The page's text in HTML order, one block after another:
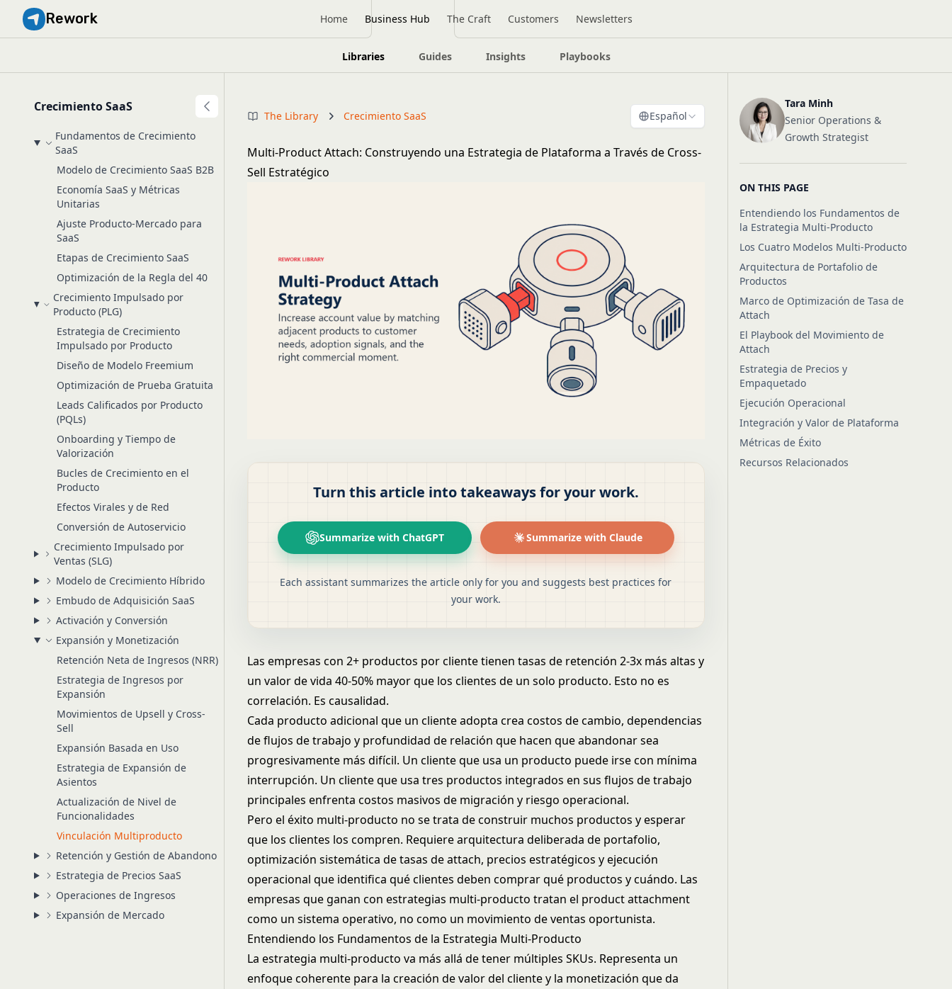
Rework Home Business Hub The Craft Customers Newsletters
Libraries Guides Insights Playbooks
Crecimiento SaaS
Fundamentos de Crecimiento
SaaS
Modelo de Crecimiento SaaS B2B
Economía SaaS y Métricas
Unitarias
Ajuste Producto-Mercado para
SaaS
Etapas de Crecimiento SaaS
Optimización de la Regla del 40
Crecimiento Impulsado por
Producto (PLG)
Estrategia de Crecimiento
Impulsado por Producto
Diseño de Modelo Freemium
Optimización de Prueba Gratuita
Leads Calificados por Producto
(PQLs)
Onboarding y Tiempo de
Valorización
Bucles de Crecimiento en el
Producto
Efectos Virales y de Red
Conversión de Autoservicio
Crecimiento Impulsado por
Ventas (SLG)
Modelo de Crecimiento Híbrido
Embudo de Adquisición SaaS
Activación y Conversión
Expansión y Monetización
Retención Neta de Ingresos (NRR)
Estrategia de Ingresos por
Expansión
Movimientos de Upsell y Cross-
Sell
Expansión Basada en Uso
Estrategia de Expansión de
Asientos
Actualización de Nivel de
Funcionalidades
Vinculación Multiproducto
Retención y Gestión de Abandono
Estrategia de Precios SaaS
Operaciones de Ingresos
Expansión de Mercado
The Library Crecimiento SaaS Español
Multi-Product Attach: Construyendo una Estrategia de Plataforma a Través de Cross-
Sell Estratégico
Turn this article into takeaways for your work.
Summarize with ChatGPT Summarize with Claude
Each assistant summarizes the article only for you and suggests best practices for
your work.
Las empresas con 2+ productos por cliente tienen tasas de retención 2-3x más altas y
un valor de vida 40-50% mayor que los clientes de un solo producto. Esto no es
correlación. Es causalidad.
Cada producto adicional que un cliente adopta crea costos de cambio, dependencias
de flujos de trabajo y profundidad de relación que hacen que abandonar sea
progresivamente más difícil. Un cliente que usa un producto puede irse con mínima
interrupción. Un cliente que usa tres productos integrados en sus flujos de trabajo
principales enfrenta costos masivos de migración y riesgo operacional.
Pero el éxito multi-producto no se trata de construir muchos productos y esperar
que los clientes los compren. Requiere arquitectura deliberada de portafolio,
optimización sistemática de tasas de attach, precios estratégicos y ejecución
operacional que identifica qué clientes deben comprar qué productos y cuándo. Las
empresas que ganan con estrategias multi-producto tratan el product attachment
como un sistema operativo, no como un movimiento de ventas oportunista.
Entendiendo los Fundamentos de la Estrategia Multi-Producto
La estrategia multi-producto va más allá de tener múltiples SKUs. Representa un
enfoque coherente para la creación de valor del cliente y la monetización que da
Tara Minh
Senior Operations &
Growth Strategist
ON THIS PAGE
Entendiendo los Fundamentos de
la Estrategia Multi-Producto
Los Cuatro Modelos Multi-Producto
Arquitectura de Portafolio de
Productos
Marco de Optimización de Tasa de
Attach
El Playbook del Movimiento de
Attach
Estrategia de Precios y
Empaquetado
Ejecución Operacional
Integración y Valor de Plataforma
Métricas de Éxito
Recursos Relacionados